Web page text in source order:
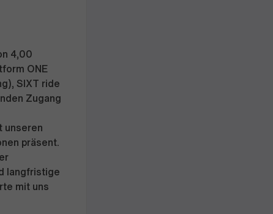
4,00
ONE
SIXT ride
Zugang
unseren
präsent.
langfristige
mit uns